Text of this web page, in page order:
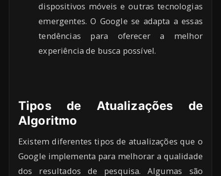
dispositivos móveis e outras tecnologias
emergentes. O Google se adapta a essas
tendências para oferecer a melhor
experiência de busca possível.
Tipos de Atualizações de
Algoritmo
Existem diferentes tipos de atualizações que o
Google implementa para melhorar a qualidade
dos resultados de pesquisa. Algumas são